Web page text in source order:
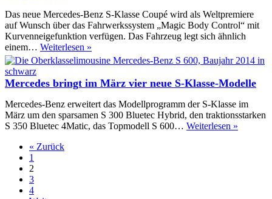
Coupé
in
Serie
Das neue Mercedes-Benz S-Klasse Coupé wird als Weltpremiere
auf Wunsch über das Fahrwerkssystem „Magic Body Control“ mit
Kurvenneigefunktion verfügen. Das Fahrzeug legt sich ähnlich
einem… Weiterlesen »
2014:
Mercedes-
Benz
S-
Klasse
Coupé
mit
Neigetechnik
Mercedes bringt im März vier neue S-Klasse-Modelle
Mercedes-Benz erweitert das Modellprogramm der S-Klasse im
März um den sparsamen S 300 Bluetec Hybrid, den traktionsstarken
S 350 Bluetec 4Matic, das Topmodell S 600… Weiterlesen »
« Zurück
1
2
3
4